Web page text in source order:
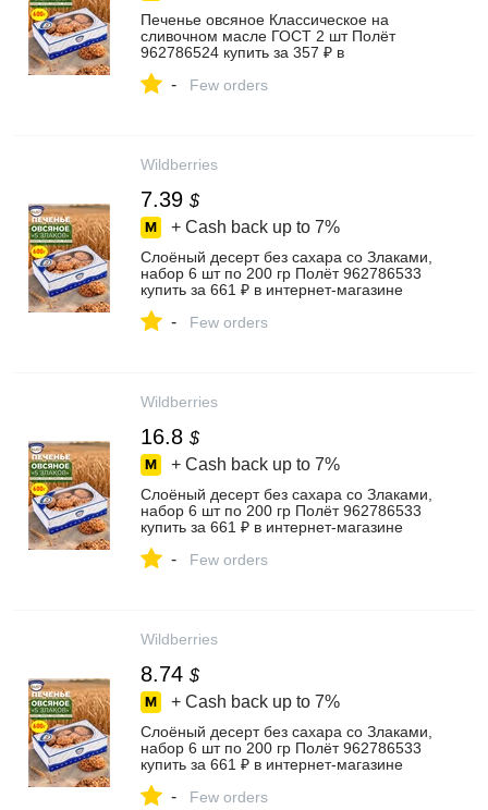
Печенье овсяное Классическое на
сливочном масле ГОСТ 2 шт Полёт
962786524 купить за 357 ₽ в
- Few orders
Wildberries
7.39 $
+ Cash back up to 7%
Слоёный десерт без сахара со Злаками,
набор 6 шт по 200 гр Полёт 962786533
купить за 661 ₽ в интернет‑магазине
- Few orders
Wildberries
16.8 $
+ Cash back up to 7%
Слоёный десерт без сахара со Злаками,
набор 6 шт по 200 гр Полёт 962786533
купить за 661 ₽ в интернет‑магазине
- Few orders
Wildberries
8.74 $
+ Cash back up to 7%
Слоёный десерт без сахара со Злаками,
набор 6 шт по 200 гр Полёт 962786533
купить за 661 ₽ в интернет‑магазине
- Few orders